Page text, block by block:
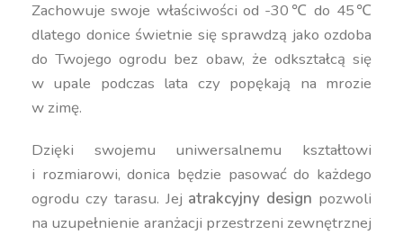
Zachowuje swoje właściwości od -30℃ do 45℃
dlatego donice świetnie się sprawdzą jako ozdoba
do Twojego ogrodu bez obaw, że odkształcą się
w upale podczas lata czy popękają na mrozie
w zimę.
Dzięki swojemu uniwersalnemu kształtowi
i rozmiarowi, donica będzie pasować do każdego
ogrodu czy tarasu. Jej atrakcyjny design pozwoli
na uzupełnienie aranżacji przestrzeni zewnętrznej